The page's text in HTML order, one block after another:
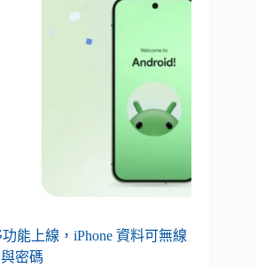
能上線，iPhone 資料可無線
密碼